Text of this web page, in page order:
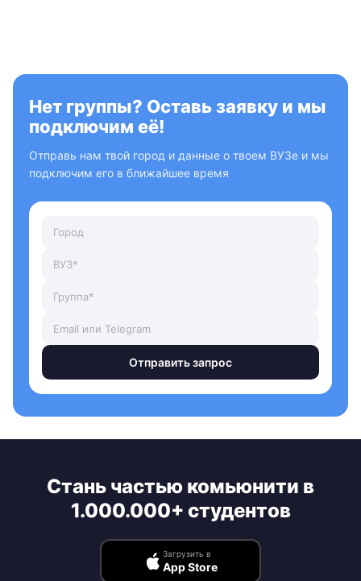
Нет группы? Оставь заявку и мы
подключим её!
Отправь нам твой город и данные о твоем ВУЗе и мы
подключим его в ближайшее время
Отправить запрос
Стань частью комьюнити в
1.000.000+ студентов
Загрузить в
App Store